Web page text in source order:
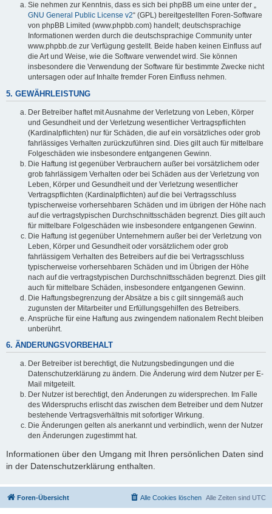
Sie nehmen zur Kenntnis, dass es sich bei phpBB um eine unter der „
GNU General Public License v2“ (GPL) bereitgestellten Foren-Software
von phpBB Limited (www.phpbb.com) handelt; deutschsprachige
Informationen werden durch die deutschsprachige Community unter
www.phpbb.de zur Verfügung gestellt. Beide haben keinen Einfluss auf
die Art und Weise, wie die Software verwendet wird. Sie können
insbesondere die Verwendung der Software für bestimmte Zwecke nicht
untersagen oder auf Inhalte fremder Foren Einfluss nehmen.
5. GEWÄHRLEISTUNG
Der Betreiber haftet mit Ausnahme der Verletzung von Leben, Körper
und Gesundheit und der Verletzung wesentlicher Vertragspflichten
(Kardinalpflichten) nur für Schäden, die auf ein vorsätzliches oder grob
fahrlässiges Verhalten zurückzuführen sind. Dies gilt auch für mittelbare
Folgeschäden wie insbesondere entgangenen Gewinn.
Die Haftung ist gegenüber Verbrauchern außer bei vorsätzlichem oder
grob fahrlässigem Verhalten oder bei Schäden aus der Verletzung von
Leben, Körper und Gesundheit und der Verletzung wesentlicher
Vertragspflichten (Kardinalpflichten) auf die bei Vertragsschluss
typischerweise vorhersehbaren Schäden und im übrigen der Höhe nach
auf die vertragstypischen Durchschnittsschäden begrenzt. Dies gilt auch
für mittelbare Folgeschäden wie insbesondere entgangenen Gewinn.
Die Haftung ist gegenüber Unternehmern außer bei der Verletzung von
Leben, Körper und Gesundheit oder vorsätzlichem oder grob
fahrlässigem Verhalten des Betreibers auf die bei Vertragsschluss
typischerweise vorhersehbaren Schäden und im Übrigen der Höhe
nach auf die vertragstypischen Durchschnittsschäden begrenzt. Dies gilt
auch für mittelbare Schäden, insbesondere entgangenen Gewinn.
Die Haftungsbegrenzung der Absätze a bis c gilt sinngemäß auch
zugunsten der Mitarbeiter und Erfüllungsgehilfen des Betreibers.
Ansprüche für eine Haftung aus zwingendem nationalem Recht bleiben
unberührt.
6. ÄNDERUNGSVORBEHALT
Der Betreiber ist berechtigt, die Nutzungsbedingungen und die
Datenschutzerklärung zu ändern. Die Änderung wird dem Nutzer per E-
Mail mitgeteilt.
Der Nutzer ist berechtigt, den Änderungen zu widersprechen. Im Falle
des Widerspruchs erlischt das zwischen dem Betreiber und dem Nutzer
bestehende Vertragsverhältnis mit sofortiger Wirkung.
Die Änderungen gelten als anerkannt und verbindlich, wenn der Nutzer
den Änderungen zugestimmt hat.
Informationen über den Umgang mit Ihren persönlichen Daten sind
in der Datenschutzerklärung enthalten.
Foren-Übersicht Alle Zeiten sind UTC
Alle Cookies löschen